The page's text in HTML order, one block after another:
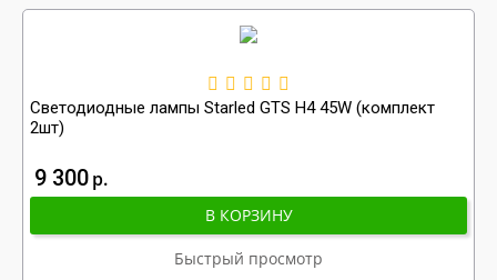
Светодиодные лампы Starled GTS H4 45W (комплект
2шт)
9 300р
В КОРЗИНУ
Быстрый просмотр